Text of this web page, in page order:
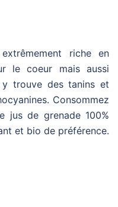
riche en
le coeur mais aussi
trouve des tanins et
Consommez
jus de grenade 100%
et bio de préférence.